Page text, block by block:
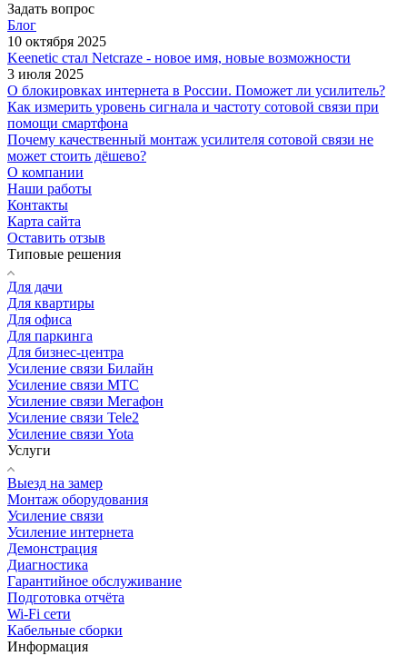
Задать вопрос
Блог
10 октября 2025
Keenetic стал Netcraze - новое имя, новые возможности
3 июля 2025
О блокировках интернета в России. Поможет ли усилитель?
Как измерить уровень сигнала и частоту сотовой связи при
помощи смартфона
Почему качественный монтаж усилителя сотовой связи не
может стоить дёшево?
О компании
Наши работы
Контакты
Карта сайта
Оставить отзыв
Типовые решения
Для дачи
Для квартиры
Для офиса
Для паркинга
Для бизнес-центра
Усиление связи Билайн
Усиление связи МТС
Усиление связи Мегафон
Усиление связи Tele2
Усиление связи Yota
Услуги
Выезд на замер
Монтаж оборудования
Усиление связи
Усиление интернета
Демонстрация
Диагностика
Гарантийное обслуживание
Подготовка отчёта
Wi-Fi сети
Кабельные сборки
Информация